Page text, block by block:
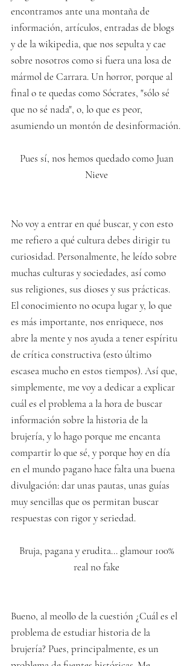
encontramos ante una montaña de
información, artículos, entradas de blogs
y de la wikipedia, que nos sepulta y cae
sobre nosotros como si fuera una losa de
mármol de Carrara. Un horror, porque al
final o te quedas como Sócrates, "sólo sé
que no sé nada", o, lo que es peor,
asumiendo un montón de desinformación.
Nieve
No voy a entrar en qué buscar, y con esto
me refiero a qué cultura debes dirigir tu
curiosidad. Personalmente, he leído sobre
muchas culturas y sociedades, así como
sus religiones, sus dioses y sus prácticas.
El conocimiento no ocupa lugar y, lo que
es más importante, nos enriquece, nos
abre la mente y nos ayuda a tener espíritu
de crítica constructiva (esto último
escasea mucho en estos tiempos). Así que,
simplemente, me voy a dedicar a explicar
cuál es el problema a la hora de buscar
información sobre la historia de la
brujería, y lo hago porque me encanta
compartir lo que sé, y porque hoy en día
en el mundo pagano hace falta una buena
divulgación: dar unas pautas, unas guías
muy sencillas que os permitan buscar
respuestas con rigor y seriedad.
real no fake
Bueno, al meollo de la cuestión ¿Cuál es el
problema de estudiar historia de la
brujería? Pues, principalmente, es un